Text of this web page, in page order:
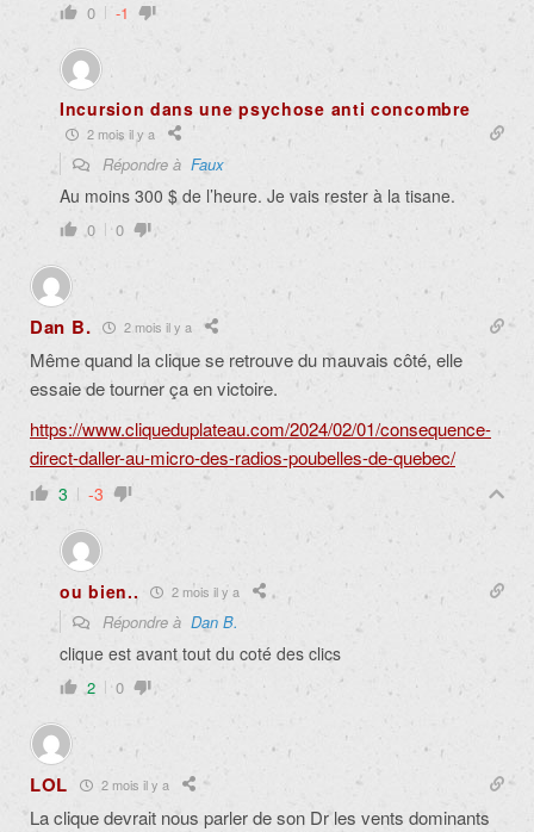
0 -1
Incursion dans une psychose anti concombre
2 mois il y a
Répondre à Faux
Au moins 300 $ de l’heure. Je vais rester à la tisane.
0 0
Dan B. 2 mois il y a
Même quand la clique se retrouve du mauvais côté, elle
essaie de tourner ça en victoire.
https://www.cliqueduplateau.com/2024/02/01/consequence-
direct-daller-au-micro-des-radios-poubelles-de-quebec/
3 -3
ou bien.. 2 mois il y a
Répondre à Dan B.
clique est avant tout du coté des clics
2 0
LOL 2 mois il y a
La clique devrait nous parler de son Dr les vents dominants